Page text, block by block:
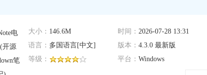
大小： 146.6M 时间： 2026-07-28 13:31
语言： 多国语言[中文] 版本： 4.3.0 最新版
等级：
平台： Windows